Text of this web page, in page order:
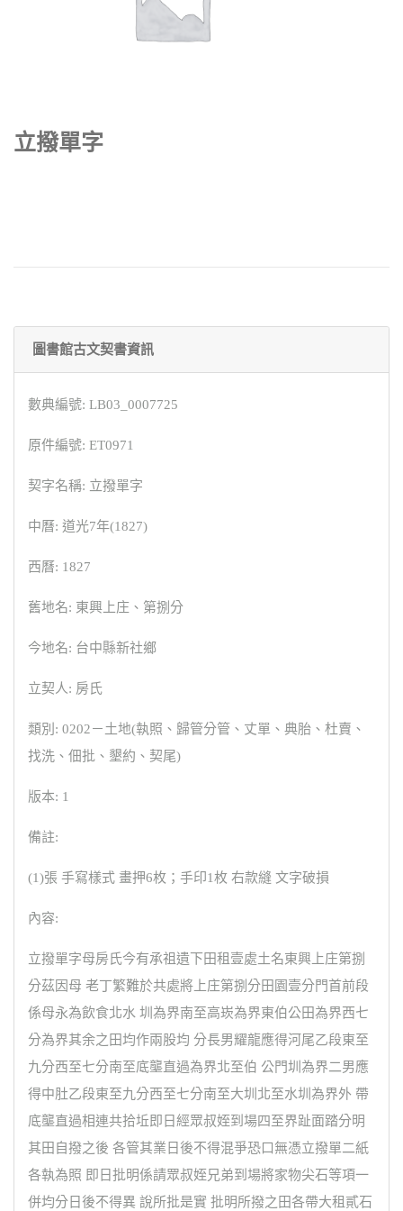
立撥單字
圖書館古文契書資訊
數典編號: LB03_0007725
原件編號: ET0971
契字名稱: 立撥單字
中曆: 道光7年(1827)
西曆: 1827
舊地名: 東興上庄、第捌分
今地名: 台中縣新社鄉
立契人: 房氏
類別: 0202－土地(執照、歸管分管、丈單、典胎、杜賣、
找洗、佃批、墾約、契尾)
版本: 1
備註:
(1)張 手寫樣式 畫押6枚；手印1枚 右款縫 文字破損
內容:
立撥單字母房氏今有承祖遺下田租壹處土名東興上庄第捌
分茲因母 老丁繁難於共處將上庄第捌分田園壹分門首前段
係母永為飲食北水 圳為界南至高崁為界東伯公田為界西七
分為界其余之田均作兩股均 分長男耀龍應得河尾乙段東至
九分西至七分南至底壟直過為界北至伯 公門圳為界二男應
得中肚乙段東至九分西至七分南至大圳北至水圳為界外 帶
底壟直過相連共拾坵即日經眾叔姪到場四至界趾面踏分明
其田自撥之後 各管其業日後不得混爭恐口無憑立撥單二紙
各執為照 即日批明係請眾叔姪兄弟到場將家物尖石等項一
併均分日後不得異 說所批是實 批明所撥之田各帶大租貳石